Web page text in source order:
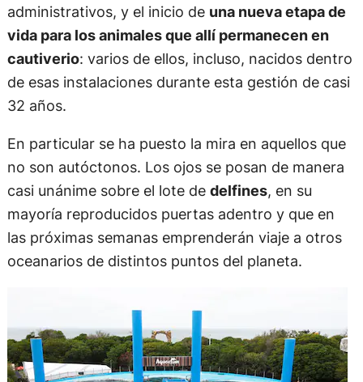
administrativos, y el inicio de una nueva etapa de
vida para los animales que allí permanecen en
cautiverio: varios de ellos, incluso, nacidos dentro
de esas instalaciones durante esta gestión de casi
32 años.
En particular se ha puesto la mira en aquellos que
no son autóctonos. Los ojos se posan de manera
casi unánime sobre el lote de delfines, en su
mayoría reproducidos puertas adentro y que en
las próximas semanas emprenderán viaje a otros
oceanarios de distintos puntos del planeta.